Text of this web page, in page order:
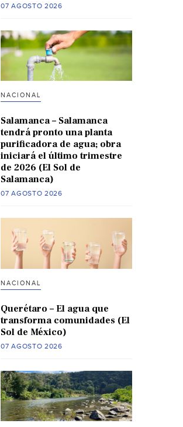
07 AGOSTO 2026
NACIONAL
Salamanca – Salamanca
tendrá pronto una planta
purificadora de agua; obra
iniciará el último trimestre
de 2026 (El Sol de
Salamanca)
07 AGOSTO 2026
NACIONAL
Querétaro – El agua que
transforma comunidades (El
Sol de México)
07 AGOSTO 2026